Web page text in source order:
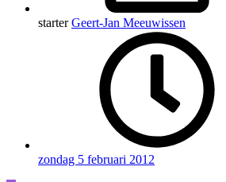
starter Geert-Jan Meeuwissen
zondag 5 februari 2012